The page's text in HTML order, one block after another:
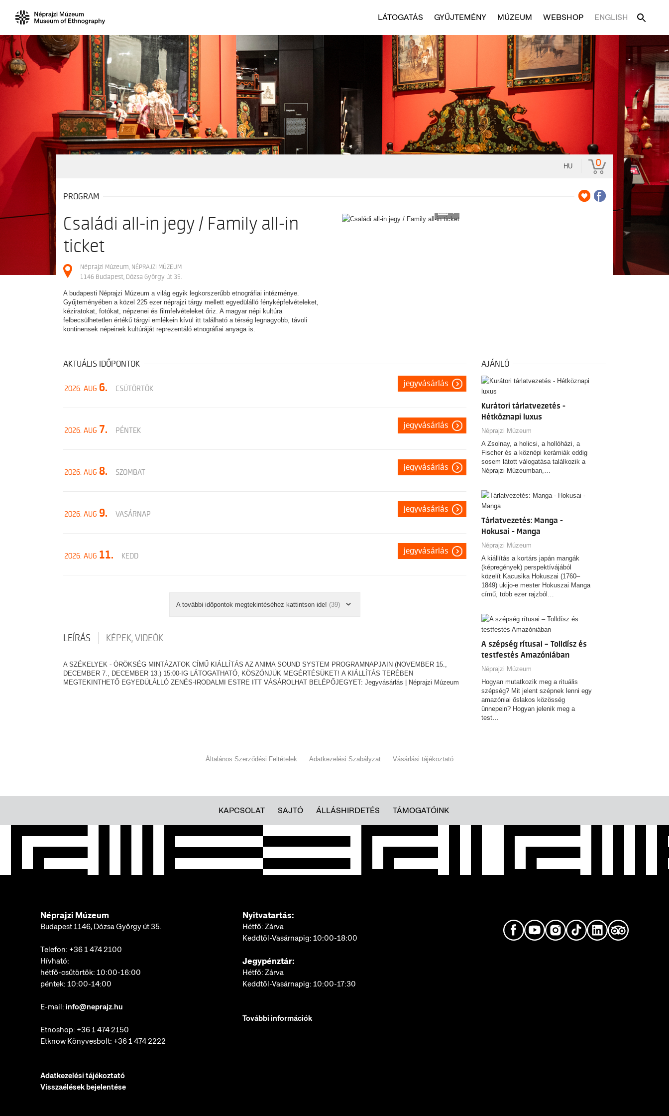
LÁTOGATÁS GYŰJTEMÉNY MÚZEUM WEBSHOP ENGLISH
HU 0
PROGRAM
7
Családi all-in jegy / Family all-in
ticket
Néprajzi Múzeum, NÉPRAJZI MÚZEUM
1146 Budapest, Dózsa György út 35.
A budapesti Néprajzi Múzeum a világ egyik legkorszerűbb etnográfiai intézménye.
Gyűjteményében a közel 225 ezer néprajzi tárgy mellett egyedülálló fényképfelvételeket,
kéziratokat, fotókat, népzenei és filmfelvételeket őriz. A magyar népi kultúra
felbecsülhetetlen értékű tárgyi emlékein kívül itt található a térség legnagyobb, távoli
kontinensek népeinek kultúráját reprezentáló etnográfiai anyaga is.
AKTUÁLIS IDŐPONTOK
2026. AUG 6. CSÜTÖRTÖK
jegyvásárlás
2026. AUG 7. PÉNTEK
jegyvásárlás
2026. AUG 8. SZOMBAT
jegyvásárlás
2026. AUG 9. VASÁRNAP
jegyvásárlás
2026. AUG 11. KEDD
jegyvásárlás
A további időpontok megtekintéséhez kattintson ide! (39)
LEÍRÁS KÉPEK, VIDEÓK
A SZÉKELYEK - ÖRÖKSÉG MINTÁZATOK CÍMŰ KIÁLLÍTÁS AZ ANIMA SOUND SYSTEM PROGRAMNAPJAIN (NOVEMBER 15.,
DECEMBER 7., DECEMBER 13.) 15:00-IG LÁTOGATHATÓ, KÖSZÖNJÜK MEGÉRTÉSÜKET! A KIÁLLÍTÁS TERÉBEN
MEGTEKINTHETŐ EGYEDÜLÁLLÓ ZENÉS-IRODALMI ESTRE ITT VÁSÁROLHAT BELÉPŐJEGYET: Jegyvásárlás | Néprajzi Múzeum
AJÁNLÓ
Kurátori tárlatvezetés -
Hétköznapi luxus
Néprajzi Múzeum
A Zsolnay, a holicsi, a hollóházi, a
Fischer és a köznépi kerámiák eddig
sosem látott válogatása találkozik a
Néprajzi Múzeumban,…
Tárlatvezetés: Manga -
Hokusai - Manga
Néprajzi Múzeum
A kiállítás a kortárs japán mangák
(képregények) perspektívájából
közelít Kacusika Hokuszai (1760–
1849) ukijo-e mester Hokuszai Manga
című, több ezer rajzból…
A szépség rítusai – Tolldísz és
testfestés Amazóniában
Néprajzi Múzeum
Hogyan mutatkozik meg a rituális
szépség? Mit jelent szépnek lenni egy
amazóniai őslakos közösség
ünnepein? Hogyan jelenik meg a
test…
Általános Szerződési Feltételek Adatkezelési Szabályzat Vásárlási tájékoztató
KAPCSOLAT SAJTÓ ÁLLÁSHIRDETÉS TÁMOGATÓINK
Néprajzi Múzeum
Budapest 1146, Dózsa György út 35.
Telefon: +36 1 474 2100
Hívható:
hétfő-csütörtök: 10:00-16:00
péntek: 10:00-14:00
E-mail: info@neprajz.hu
Etnoshop: +36 1 474 2150
Etknow Könyvesbolt: +36 1 474 2222
Adatkezelési tájékoztató
Visszaélések bejelentése
Nyitvatartás:
Hétfő: Zárva
Keddtől-Vasárnapig: 10:00-18:00
Jegypénztár:
Hétfő: Zárva
Keddtől-Vasárnapig: 10:00-17:30
További információk